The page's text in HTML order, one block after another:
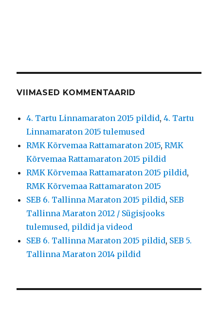
VIIMASED KOMMENTAARID
4. Tartu Linnamaraton 2015 pildid,4. Tartu
Linnamaraton 2015 tulemused
RMK Kõrvemaa Rattamaraton 2015,RMK
Kõrvemaa Rattamaraton 2015 pildid
RMK Kõrvemaa Rattamaraton 2015 pildid,
RMK Kõrvemaa Rattamaraton 2015
SEB 6. Tallinna Maraton 2015 pildid, SEB
Tallinna Maraton 2012 / Sügisjooks
tulemused, pildid ja videod
SEB 6. Tallinna Maraton 2015 pildid, SEB 5.
Tallinna Maraton 2014 pildid